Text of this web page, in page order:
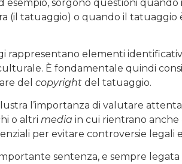
esempio, sorgono questioni
(il tatuaggio) o quando il
rappresentano elementi
È fondamentale quindi
del copyright del tatuaggio.
l’importanza di valutare
o altri media in cui rientrano anche
per evitare controversie
sentenza, e sempre